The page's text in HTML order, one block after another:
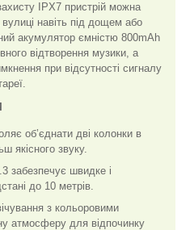
IPX7 пристрій можна
навіть під дощем або
акумулятор ємністю 800mAh
відтворення музики, а
при відсутності сигналу
об’єднати дві колонки в
якісного звуку.
забезпечує швидке і
до 10 метрів.
з кольоровими
атмосферу для відпочинку